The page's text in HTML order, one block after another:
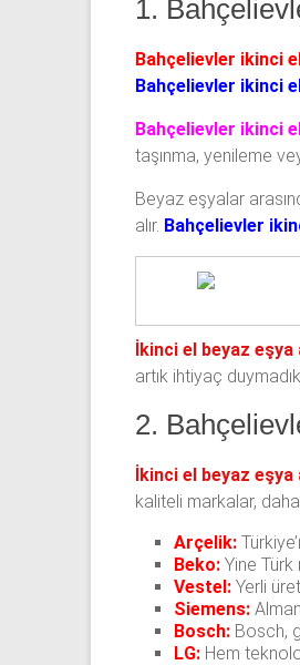
1.
Bahçelievler ikinci
Bahçelievler ikinci
Bahçelievler ikinci
taşınma, yenileme
Beyaz eşyalar
alır. Bahçelievler
İkinci el beyaz eşya
artık ihtiyaç
2.
İkinci el beyaz eşya
kaliteli markalar,
Arçelik:
Beko: Yine
Vestel: Yerli
Siemens:
Bosch: Bosch,
LG: Hem